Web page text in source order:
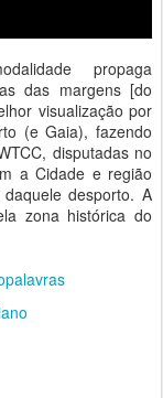
propaga
das margens [do
visualização por
(e Gaia), fazendo
disputadas no
a Cidade e região
desporto. A
zona histórica do